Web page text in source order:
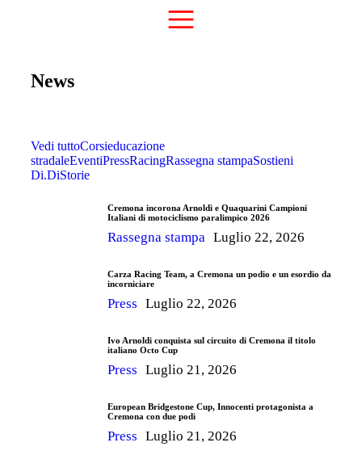
News
Vedi tuttoCorsieducazione
stradaleEventiPressRacingRassegna stampaSostieni
Di.DiStorie
Cremona incorona Arnoldi e Quaquarini Campioni
Italiani di motociclismo paralimpico 2026
Rassegna stampa Luglio 22, 2026
Carza Racing Team, a Cremona un podio e un esordio da
incorniciare
Press Luglio 22, 2026
Ivo Arnoldi conquista sul circuito di Cremona il titolo
italiano Octo Cup
Press Luglio 21, 2026
European Bridgestone Cup, Innocenti protagonista a
Cremona con due podi
Press Luglio 21, 2026